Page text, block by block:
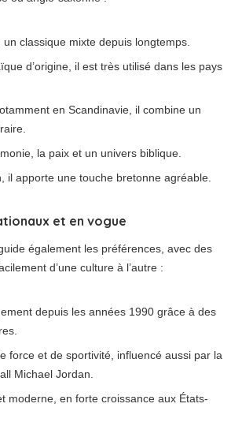
un classique mixte depuis longtemps.
d’origine, il est très utilisé dans les pays
en Scandinavie, il combine un
la paix et un univers biblique.
il apporte une touche bretonne agréable.
et en vogue
également les préférences, avec des
d’une culture à l’autre :
depuis les années 1990 grâce à des
force et de sportivité, influencé aussi par la
Michael Jordan.
moderne, en forte croissance aux États-